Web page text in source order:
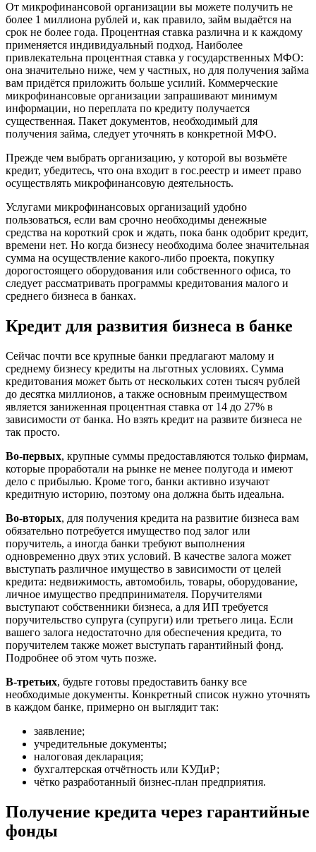
От микрофинансовой организации вы можете получить не
более 1 миллиона рублей и, как правило, займ выдаётся на
срок не более года. Процентная ставка различна и к каждому
применяется индивидуальный подход. Наиболее
привлекательна процентная ставка у государственных МФО:
она значительно ниже, чем у частных, но для получения займа
вам придётся приложить больше усилий. Коммерческие
микрофинансовые организации запрашивают минимум
информации, но переплата по кредиту получается
существенная. Пакет документов, необходимый для
получения займа, следует уточнять в конкретной МФО.
Прежде чем выбрать организацию, у которой вы возьмёте
кредит, убедитесь, что она входит в гос.реестр и имеет право
осуществлять микрофинансовую деятельность.
Услугами микрофинансовых организаций удобно
пользоваться, если вам срочно необходимы денежные
средства на короткий срок и ждать, пока банк одобрит кредит,
времени нет. Но когда бизнесу необходима более значительная
сумма на осуществление какого-либо проекта, покупку
дорогостоящего оборудования или собственного офиса, то
следует рассматривать программы кредитования малого и
среднего бизнеса в банках.
Кредит для развития бизнеса в банке
Сейчас почти все крупные банки предлагают малому и
среднему бизнесу кредиты на льготных условиях. Сумма
кредитования может быть от нескольких сотен тысяч рублей
до десятка миллионов, а также основным преимуществом
является заниженная процентная ставка от 14 до 27% в
зависимости от банка. Но взять кредит на развите бизнеса не
так просто.
Во-первых, крупные суммы предоставляются только фирмам,
которые проработали на рынке не менее полугода и имеют
дело с прибылью. Кроме того, банки активно изучают
кредитную историю, поэтому она должна быть идеальна.
Во-вторых, для получения кредита на развитие бизнеса вам
обязательно потребуется имущество под залог или
поручитель, а иногда банки требуют выполнения
одновременно двух этих условий. В качестве залога может
выступать различное имущество в зависимости от целей
кредита: недвижимость, автомобиль, товары, оборудование,
личное имущество предпринимателя. Поручителями
выступают собственники бизнеса, а для ИП требуется
поручительство супруга (супруги) или третьего лица. Если
вашего залога недостаточно для обеспечения кредита, то
поручителем также может выступать гарантийный фонд.
Подробнее об этом чуть позже.
В-третьих, будьте готовы предоставить банку все
необходимые документы. Конкретный список нужно уточнять
в каждом банке, примерно он выглядит так:
заявление;
учредительные документы;
налоговая декларация;
бухгалтерская отчётность или КУДиР;
чётко разработанный бизнес-план предприятия.
Получение кредита через гарантийные
фонды